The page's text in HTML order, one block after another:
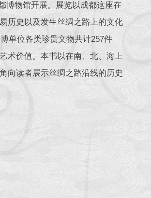
博物馆开展。展览以成都这座在
历史以及发生丝绸之路上的文化
单位各类珍贵文物共计257件
术价值。本书以在南、北、海上
向读者展示丝绸之路沿线的历史